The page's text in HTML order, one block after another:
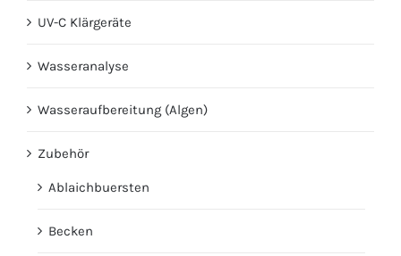
UV-C Klärgeräte
Wasseranalyse
Wasseraufbereitung (Algen)
Zubehör
Ablaichbuersten
Becken